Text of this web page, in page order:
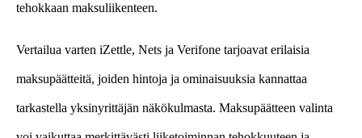
tehokkaan maksuliikenteen.
Vertailua varten iZettle, Nets ja Verifone tarjoavat erilaisia
maksupäätteitä, joiden hintoja ja ominaisuuksia kannattaa
tarkastella yksinyrittäjän näkökulmasta. Maksupäätteen valinta